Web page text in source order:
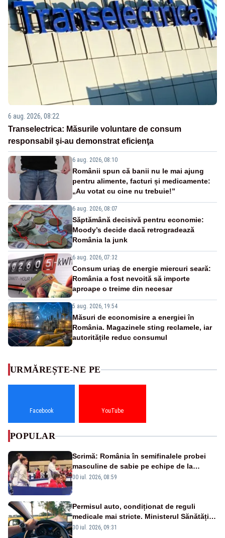
6 aug. 2026, 08:22
Transelectrica: Măsurile voluntare de consum
responsabil şi-au demonstrat eficienţa
6 aug. 2026, 08:10
Românii spun că banii nu le mai ajung
pentru alimente, facturi și medicamente:
„Au votat cu cine nu trebuie!”
6 aug. 2026, 08:07
Săptămână decisivă pentru economie:
Moody’s decide dacă retrogradează
România la junk
6 aug. 2026, 07:32
Consum uriaș de energie miercuri seară:
România a fost nevoită să importe
aproape o treime din necesar
5 aug. 2026, 19:54
Măsuri de economisire a energiei în
România. Magazinele sting reclamele, iar
autoritățile reduc consumul
URMĂREȘTE-NE PE
Facebook YouTube
POPULAR
Scrimă: România în semifinalele probei
masculine de sabie pe echipe de la
Campionatele Mondiale
30 iul. 2026, 08:59
Permisul auto, condiționat de reguli
medicale mai stricte. Ministerul Sănătății
propune schimbări majore
30 iul. 2026, 09:31